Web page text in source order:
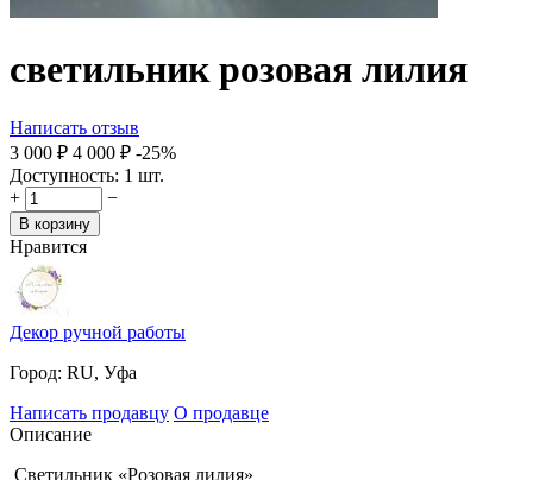
светильник розовая лилия
Написать отзыв
3 000 ₽ 4 000 ₽ -25%
Доступность: 1 шт.
+
−
В корзину
Нравится
Декор ручной работы
Город: RU, Уфа
Написать продавцу О продавце
Описание
Светильник «Розовая лилия»